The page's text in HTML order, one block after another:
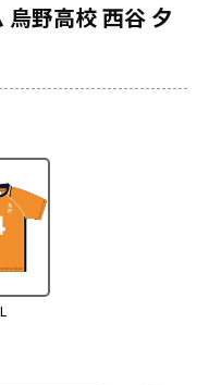
野高校 西谷 夕